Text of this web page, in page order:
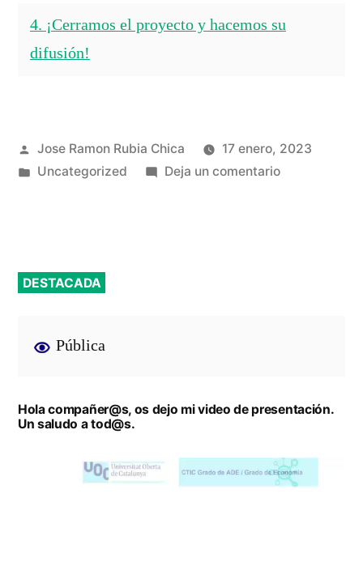
4. ¡Cerramos el proyecto y hacemos su
difusión!
Publicado
por
Jose Ramon Rubia Chica
17 enero, 2023
Publicado
Uncategorized Deja un comentarioen
DESTACADA
Pública
Hola compañer@s, os dejo mi video de presentación.
Un saludo a tod@s.
Reproductor